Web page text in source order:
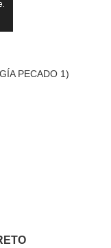
PECADO 1)